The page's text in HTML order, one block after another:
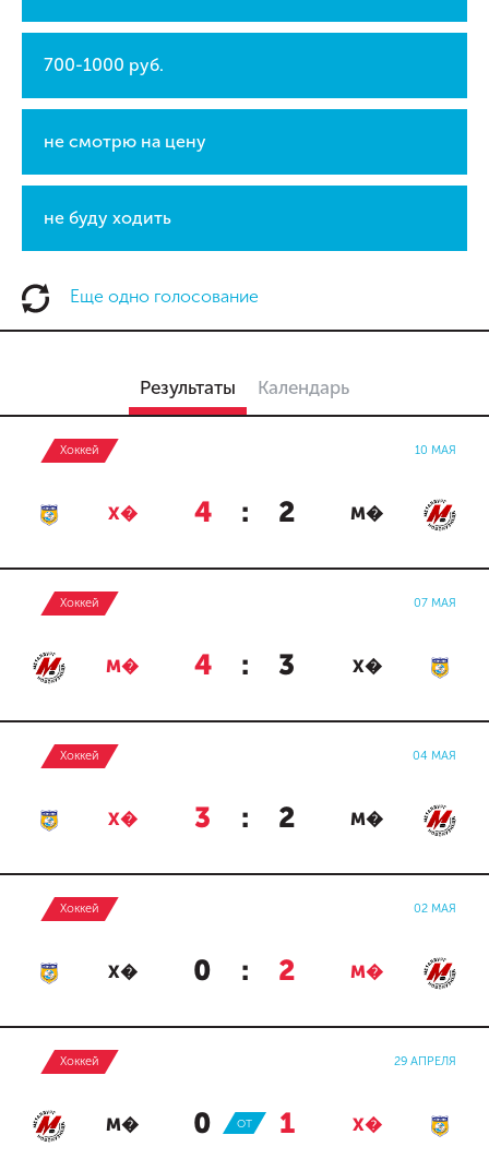
700-1000 руб.
не смотрю на цену
не буду ходить
Еще одно голосование
Результаты Календарь
Хоккей 10 МАЯ
Х� 4 : 2 М�
Хоккей 07 МАЯ
М� 4 : 3 Х�
Хоккей 04 МАЯ
Х� 3 : 2 М�
Хоккей 02 МАЯ
Х� 0 : 2 М�
Хоккей 29 АПРЕЛЯ
М� 0 : 1 Х�
ОТ